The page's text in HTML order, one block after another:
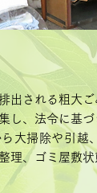
出される粗大
し、法令に基
大掃除や引越
理、ゴミ屋敷